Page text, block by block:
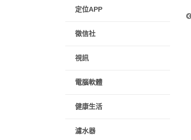
定位APP
徵信社
視訊
電腦軟體
健康生活
濾水器